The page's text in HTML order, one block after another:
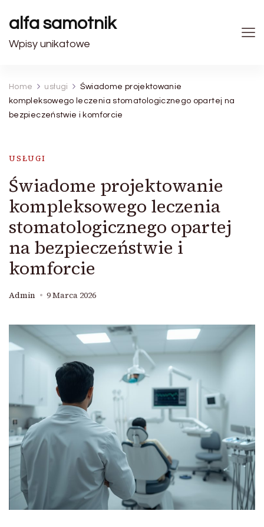
alfa samotnik
Wpisy unikatowe
Home usługi
Świadome projektowanie
kompleksowego leczenia stomatologicznego opartej na
bezpieczeństwie i komforcie
USŁUGI
Świadome projektowanie
kompleksowego leczenia
stomatologicznego opartej
na bezpieczeństwie i
komforcie
Admin 9 Marca 2026